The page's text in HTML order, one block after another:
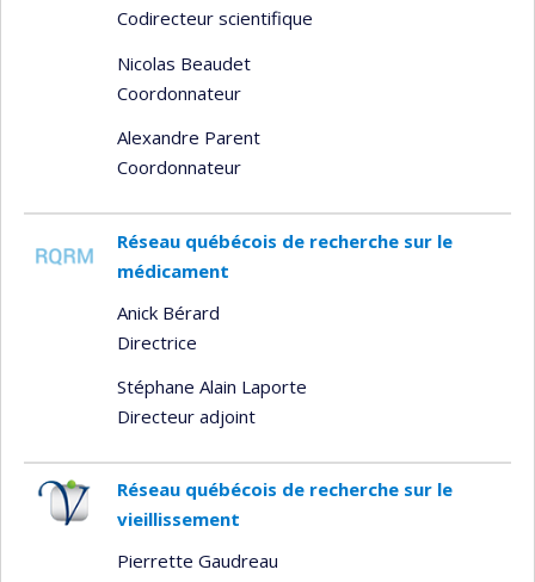
Codirecteur scientifique
Nicolas Beaudet
Coordonnateur
Alexandre Parent
Coordonnateur
Réseau québécois de recherche sur le
médicament
Anick Bérard
Directrice
Stéphane Alain Laporte
Directeur adjoint
Réseau québécois de recherche sur le
vieillissement
Pierrette Gaudreau